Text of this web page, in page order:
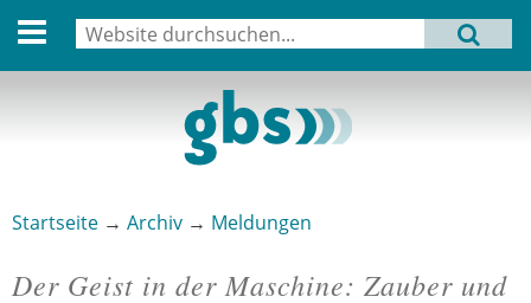
English version
MENU
Startseite → Archiv → Meldungen
Der Geist in der Maschine: Zauber und
Suchformular
Suche